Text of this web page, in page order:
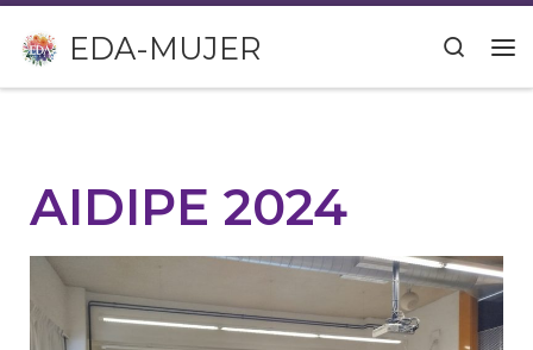
Saltar al contenido
EDA-MUJER Search
AIDIPE 2024